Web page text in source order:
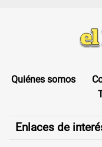
Quiénes somos
Enlaces de